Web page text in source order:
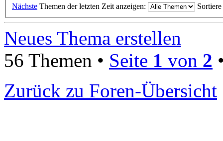
Nächste Themen der letzten Zeit anzeigen:
Neues Thema erstellen
56 Themen • Seite 1 von 2
Zurück zu Foren-Übersicht